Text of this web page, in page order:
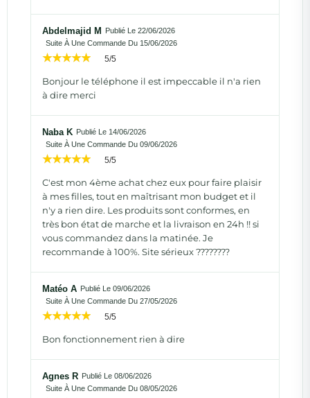
Abdelmajid M
Publié Le 22/06/2026
Suite À Une Commande Du 15/06/2026
5/5
Bonjour le téléphone il est impeccable il n'a rien
à dire merci
Naba K Publié Le 14/06/2026
Suite À Une Commande Du 09/06/2026
5/5
C'est mon 4ème achat chez eux pour faire plaisir
à mes filles, tout en maîtrisant mon budget et il
n'y a rien dire. Les produits sont conformes, en
très bon état de marche et la livraison en 24h !! si
vous commandez dans la matinée. Je
recommande à 100%. Site sérieux ????????
Matéo A Publié Le 09/06/2026
Suite À Une Commande Du 27/05/2026
5/5
Bon fonctionnement rien à dire
Agnes R Publié Le 08/06/2026
Suite À Une Commande Du 08/05/2026